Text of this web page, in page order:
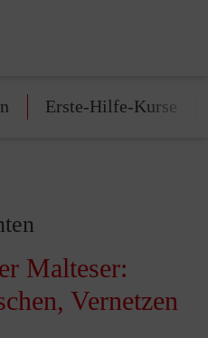
Erste-Hilfe-Kurse
Malteser:
Vernetzen